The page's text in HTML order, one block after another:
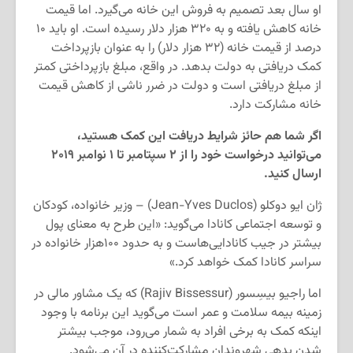
او سال بعد تصمیم به فروش این خانه می‌گیرد. اما قیمت
خانه کاهش یافته و به ۳۲۰ هزار دلار رسیده است. او باید ۱۰
درصد از قیمت خانه (۳۲ هزار دلار) را به عنوان بازپرداخت
کمک دریافتی به دولت بدهد. در واقع، مبلغ بازپرداختی کمتر
از مبلغ دریافتی است و دولت در ضرر ناشی از کاهش قیمت
خانه مشارکت دارد.
اگر شما هم حائز شرایط دریافت این کمک هستید،
می‌توانید درخواست خود را از ۲ سپتامبر تا ۱ نوامبر ۲۰۱۹
ارسال کنید.
ژان ایو دوکلو (Jean-Yves Duclos) – وزیر خانواده، کودکان
و توسعه اجتماعی کانادا می‌گوید: «این طرح به معنای پول
بیشتر در جیب کانادایی‌هاست و به حدود ۱۰۰هزار خانواده در
سراسر کانادا کمک خواهد کرد.»
اما راجیو بیسِسور (Rajiv Bissessur) که یک مشاور مالی در
زمینه بیمه سلامت و عمر است می‌گوید این برنامه با وجود
اینکه کمک به برخی افراد به شمار می‌رود، موجب بیشتر